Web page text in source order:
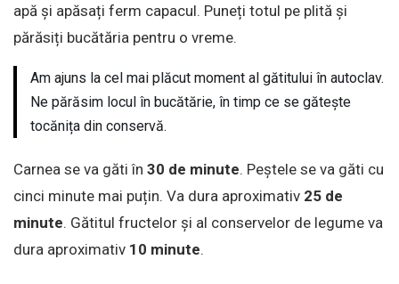
apă și apăsați ferm capacul. Puneți totul pe plită și
părăsiți bucătăria pentru o vreme.
Am ajuns la cel mai plăcut moment al gătitului în autoclav.
Ne părăsim locul în bucătărie, în timp ce se gătește
tocănița din conservă.
Carnea se va găti în 30 de minute. Peștele se va găti cu
cinci minute mai puțin. Va dura aproximativ 25 de
minute. Gătitul fructelor și al conservelor de legume va
dura aproximativ 10 minute.